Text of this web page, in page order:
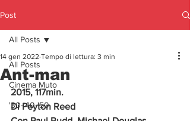
Post
All Posts
Cinema Muto
'30-'40-'50
All Posts
Ant-man
14 gen 2022 Tempo di lettura: 3 min
2015, 117min.
Di Peyton Reed